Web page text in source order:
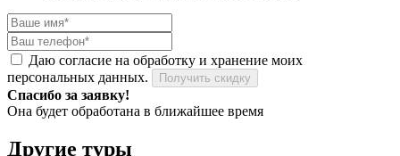
Даю согласие на обработку и хранение моих
персональных данных.
Получить скидку
Спасибо за заявку!
Она будет обработана в ближайшее время
Другие туры